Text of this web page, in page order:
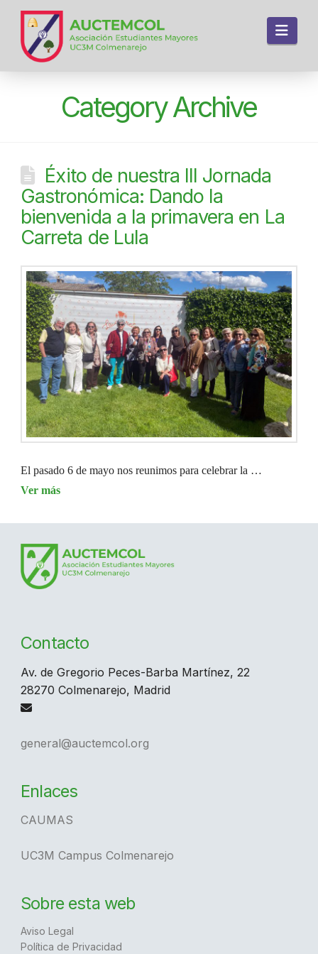
Category Archive
Éxito de nuestra III Jornada
Gastronómica: Dando la
bienvenida a la primavera en La
Carreta de Lula
El pasado 6 de mayo nos reunimos para celebrar la …
Contacto
Av. de Gregorio Peces-Barba Martínez, 22
28270 Colmenarejo, Madrid
general@auctemcol.org
Enlaces
CAUMAS
UC3M Campus Colmenarejo
Sobre esta web
Aviso Legal
Política de Privacidad